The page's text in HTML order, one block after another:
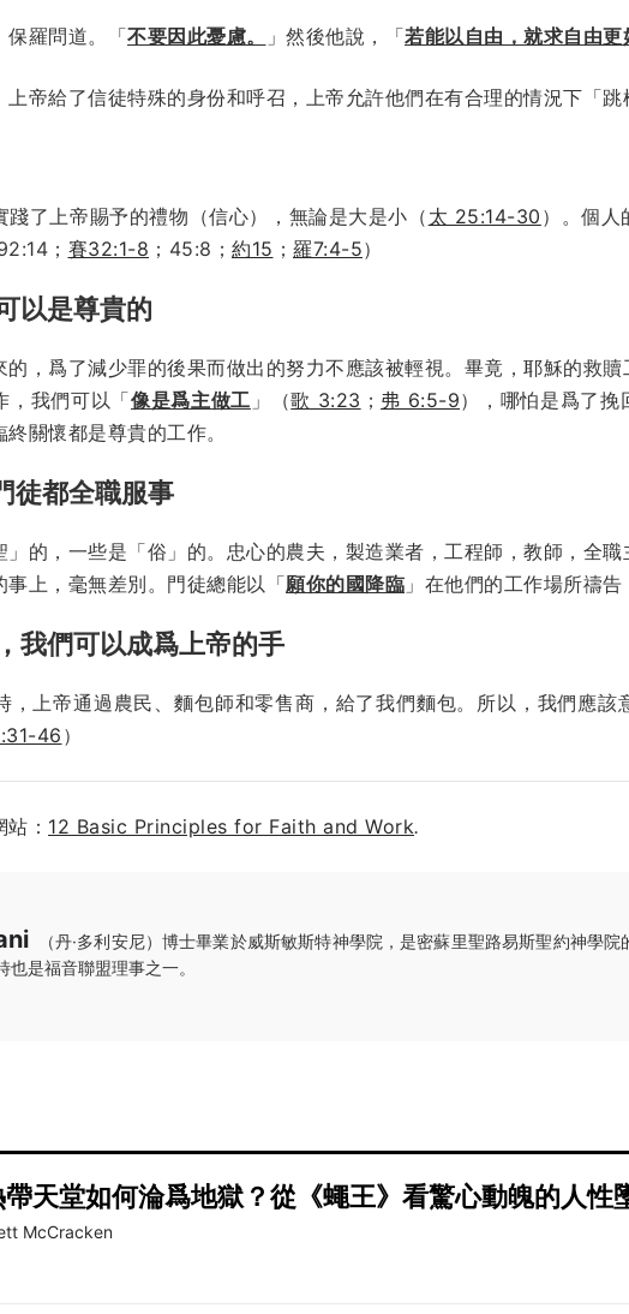
保羅問道。「不要因此憂慮。 」然後他說，「若能以自由，就求自由更
帝給了信徒特殊的身份和呼召，上帝允許他們在有合理的情況下「跳
踐了上帝賜予的禮物（信心），無論是大是小（ 太 25:14-30 ）。個人
； 賽32:1-8 ；45:8； 約15 ； 羅7:4-5）
以是尊貴的
的，爲了減少罪的後果而做出的努力不應該被輕視。畢竟，耶穌的救
，我們可以「像是爲主做工 」（歌 3:23 ； 弗 6:5-9），哪怕是爲了挽
關懷都是尊貴的工作。
徒都全職服事
的，一些是「俗」的。忠心的農夫，製造業者，工程師，教師，全
上，毫無差別。門徒總能以「願你的國降臨 」在他們的工作場所禱告
我們可以成爲上帝的手
，上帝通過農民、麵包師和零售商，給了我們麵包。所以，我們應該
46）
： 12 Basic Principles for Faith and Work.
（丹·多利安尼）博士畢業於威斯敏斯特神學院，是密蘇里聖路易斯聖約神學院
也是福音聯盟理事之一。
帶天堂如何淪爲地獄？從《蠅王》看驚心動魄的人性
McCracken